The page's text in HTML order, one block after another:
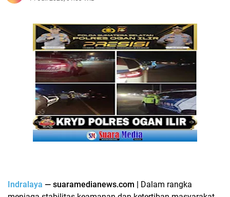
Indralaya — suaramedianews.com |
Dalam rangka